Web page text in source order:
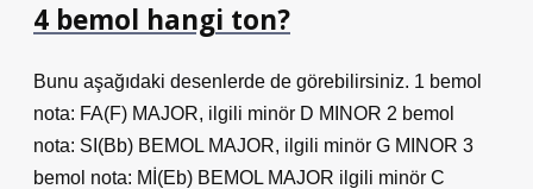
4 bemol hangi ton?
Bunu aşağıdaki desenlerde de görebilirsiniz. 1 bemol
nota: FA(F) MAJOR, ilgili minör D MINOR 2 bemol
nota: SI(Bb) BEMOL MAJOR, ilgili minör G MINOR 3
bemol nota: Mİ(Eb) BEMOL MAJOR ilgili minör C